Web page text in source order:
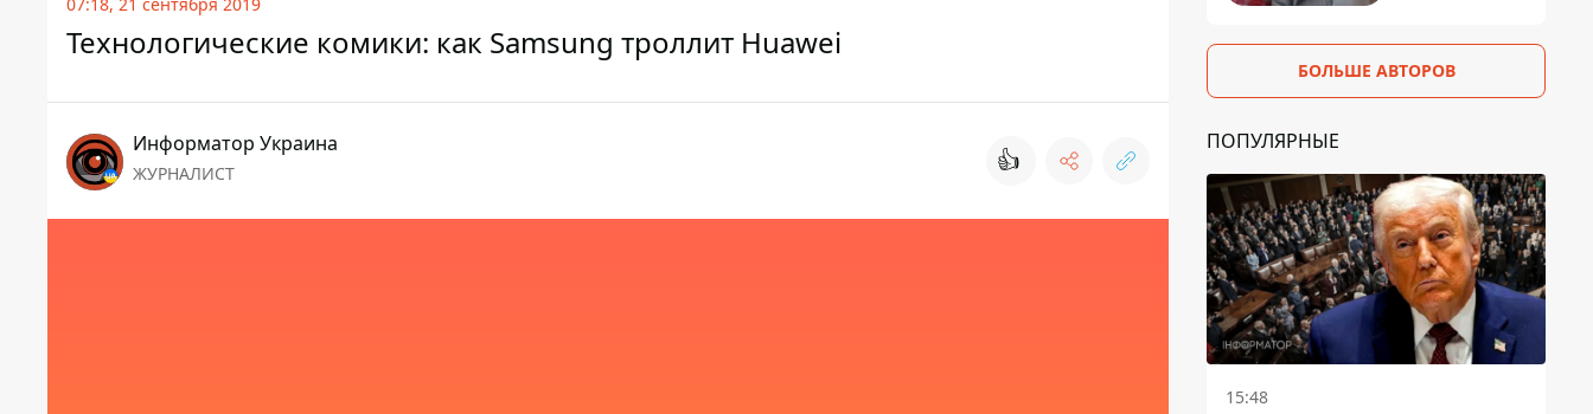
Технологические комики: как Samsung троллит Huawei
Информатор Украина
ЖУРНАЛИСТ 👍
БОЛЬШЕ АВТОРОВ
ПОПУЛЯРНЫЕ
15:48